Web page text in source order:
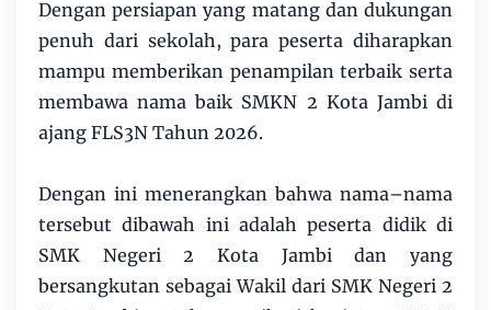
Dengan persiapan yang matang dan dukungan
penuh dari sekolah, para peserta diharapkan
mampu memberikan penampilan terbaik serta
membawa nama baik SMKN 2 Kota Jambi di
ajang FLS3N Tahun 2026.
Dengan ini menerangkan bahwa nama–nama
tersebut dibawah ini adalah peserta didik di
SMK Negeri 2 Kota Jambi dan yang
bersangkutan sebagai Wakil dari SMK Negeri 2